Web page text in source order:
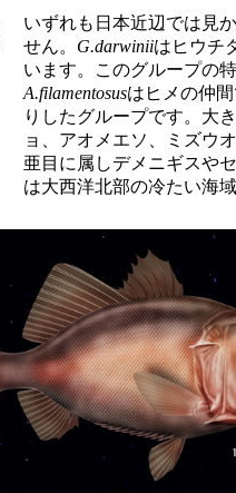
いずれも日本近辺では見
せん。 G.darwiniiはヒウチ
います。このグループの
A.filamentosusはヒメの仲
りしたグループです。大
ョ、アオメエソ、ミズウ
亜目に属しデメニギスや
は大西洋北部の冷たい海